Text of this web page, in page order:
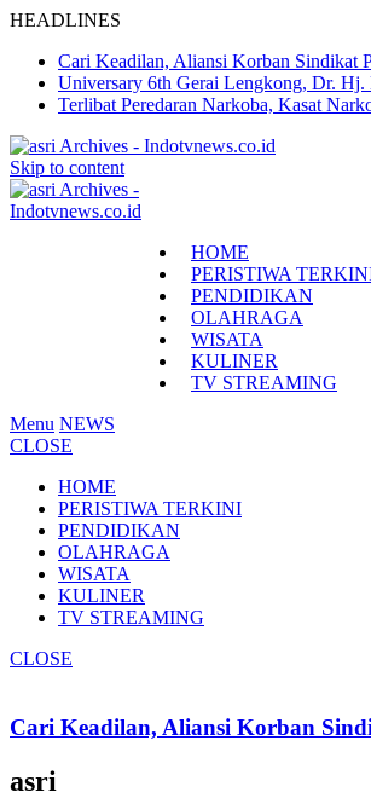
HEADLINES
Cari Keadilan, Aliansi Korban Sindikat
Universary 6th Gerai Lengkong, Dr.
Terlibat Peredaran Narkoba, Kasat
Skip to content
HOME
PERISTIWA
PENDIDIKAN
OLAHRAGA
WISATA
KULINER
TV STREAMING
Menu NEWS
CLOSE
HOME
PERISTIWA TERKINI
PENDIDIKAN
OLAHRAGA
WISATA
KULINER
TV STREAMING
CLOSE
Cari Keadilan, Aliansi Korban
asri